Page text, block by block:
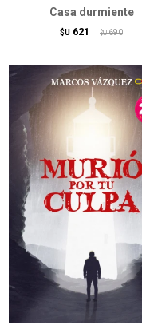
Casa durmiente
$U 621 $U 690